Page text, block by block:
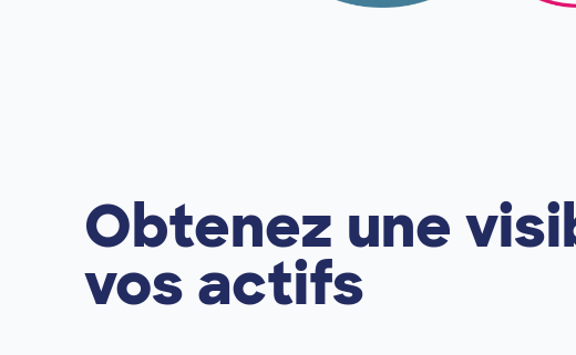
Obtenez une
vos actifs